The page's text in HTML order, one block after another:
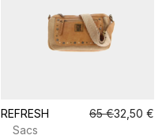
REFRESH 65 €32,50 €
Sacs